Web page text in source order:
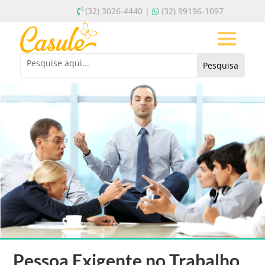
(32) 3026-4440 | (32) 99196-1097
Pessoa Exigente no Trabalho